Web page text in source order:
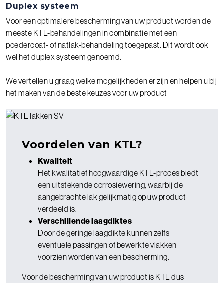
Duplex systeem
Voor een optimalere bescherming van uw product worden de
meeste KTL-behandelingen in combinatie met een
poedercoat- of natlak-behandeling toegepast. Dit wordt ook
wel het duplex systeem genoemd.
We vertellen u graag welke mogelijkheden er zijn en helpen u bij
het maken van de beste keuzes voor uw product
Voordelen van KTL?
Kwaliteit
Het kwalitatief hoogwaardige KTL-proces biedt
een uitstekende corrosiewering, waarbij de
aangebrachte lak gelijkmatig op uw product
verdeeld is.
Verschillende laagdiktes
Door de geringe laagdikte kunnen zelfs
eventuele passingen of bewerkte vlakken
voorzien worden van een bescherming.
Voor de bescherming van uw product is KTL dus